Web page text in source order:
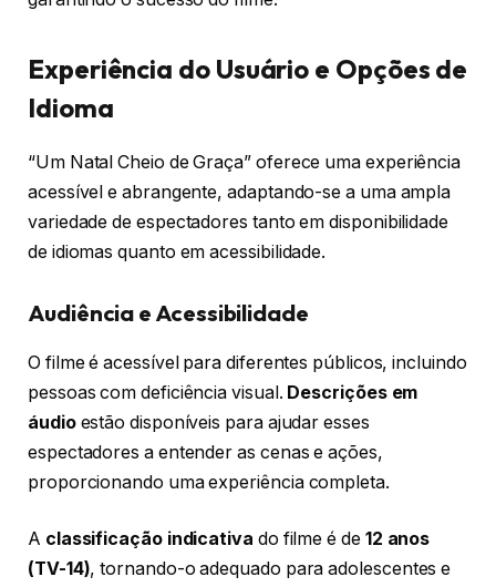
Experiência do Usuário e Opções de
Idioma
“Um Natal Cheio de Graça” oferece uma experiência
acessível e abrangente, adaptando-se a uma ampla
variedade de espectadores tanto em disponibilidade
de idiomas quanto em acessibilidade.
Audiência e Acessibilidade
O filme é acessível para diferentes públicos, incluindo
pessoas com deficiência visual. Descrições em
áudioestão disponíveis para ajudar esses
espectadores a entender as cenas e ações,
proporcionando uma experiência completa.
A classificação indicativa do filme é de 12 anos
(TV-14), tornando-o adequado para adolescentes e